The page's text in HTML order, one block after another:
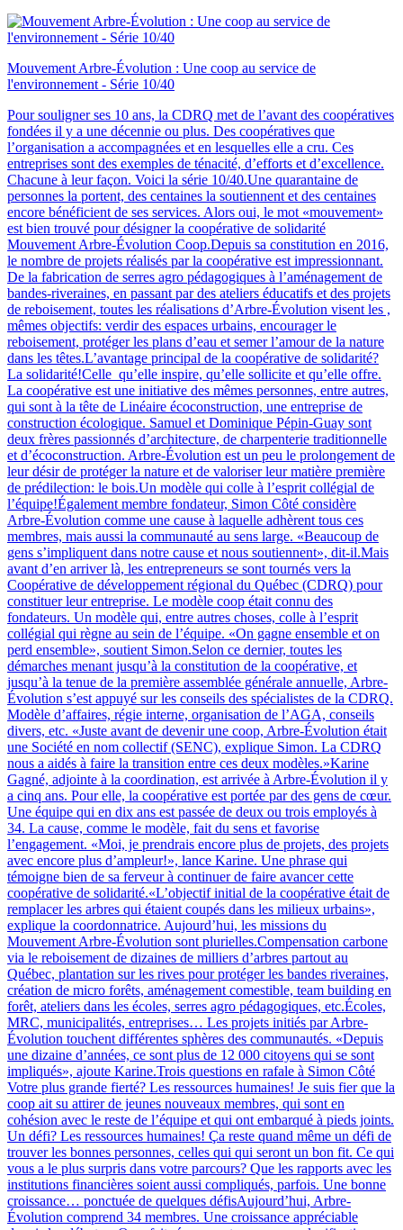
Mouvement Arbre-Évolution : Une coop au service de
l'environnement - Série 10/40
Pour souligner ses 10 ans, la CDRQ met de l’avant des coopératives
fondées il y a une décennie ou plus. Des coopératives que
l’organisation a accompagnées et en lesquelles elle a cru. Ces
entreprises sont des exemples de ténacité, d’efforts et d’excellence.
Chacune à leur façon. Voici la série 10/40.Une quarantaine de
personnes la portent, des centaines la soutiennent et des centaines
encore bénéficient de ses services. Alors oui, le mot «mouvement»
est bien trouvé pour désigner la coopérative de solidarité
Mouvement Arbre-Évolution Coop.Depuis sa constitution en 2016,
le nombre de projets réalisés par la coopérative est impressionnant.
De la fabrication de serres agro pédagogiques à l’aménagement de
bandes-riveraines, en passant par des ateliers éducatifs et des projets
de reboisement, toutes les réalisations d’Arbre-Évolution visent les ,
mêmes objectifs: verdir des espaces urbains, encourager le
reboisement, protéger les plans d’eau et semer l’amour de la nature
dans les têtes.L’avantage principal de la coopérative de solidarité?
La solidarité!Celle qu’elle inspire, qu’elle sollicite et qu’elle offre.
La coopérative est une initiative des mêmes personnes, entre autres,
qui sont à la tête de Linéaire écoconstruction, une entreprise de
construction écologique. Samuel et Dominique Pépin-Guay sont
deux frères passionnés d’architecture, de charpenterie traditionnelle
et d’écoconstruction. Arbre-Évolution est un peu le prolongement de
leur désir de protéger la nature et de valoriser leur matière première
de prédilection: le bois.Un modèle qui colle à l’esprit collégial de
l’équipe!Également membre fondateur, Simon Côté considère
Arbre-Évolution comme une cause à laquelle adhèrent tous ces
membres, mais aussi la communauté au sens large. «Beaucoup de
gens s’impliquent dans notre cause et nous soutiennent», dit-il.Mais
avant d’en arriver là, les entrepreneurs se sont tournés vers la
Coopérative de développement régional du Québec (CDRQ) pour
constituer leur entreprise. Le modèle coop était connu des
fondateurs. Un modèle qui, entre autres choses, colle à l’esprit
collégial qui règne au sein de l’équipe. «On gagne ensemble et on
perd ensemble», soutient Simon.Selon ce dernier, toutes les
démarches menant jusqu’à la constitution de la coopérative, et
jusqu’à la tenue de la première assemblée générale annuelle, Arbre-
Évolution s’est appuyé sur les conseils des spécialistes de la CDRQ.
Modèle d’affaires, régie interne, organisation de l’AGA, conseils
divers, etc. «Juste avant de devenir une coop, Arbre-Évolution était
une Société en nom collectif (SENC), explique Simon. La CDRQ
nous a aidés à faire la transition entre ces deux modèles.»Karine
Gagné, adjointe à la coordination, est arrivée à Arbre-Évolution il y
a cinq ans. Pour elle, la coopérative est portée par des gens de cœur.
Une équipe qui en dix ans est passée de deux ou trois employés à
34. La cause, comme le modèle, fait du sens et favorise
l’engagement. «Moi, je prendrais encore plus de projets, des projets
avec encore plus d’ampleur!», lance Karine. Une phrase qui
témoigne bien de sa ferveur à continuer de faire avancer cette
coopérative de solidarité.«L’objectif initial de la coopérative était de
remplacer les arbres qui étaient coupés dans les milieux urbains»,
explique la coordonnatrice. Aujourd’hui, les missions du
Mouvement Arbre-Évolution sont plurielles.Compensation carbone
via le reboisement de dizaines de milliers d’arbres partout au
Québec, plantation sur les rives pour protéger les bandes riveraines,
création de micro forêts, aménagement comestible, team building en
forêt, ateliers dans les écoles, serres agro pédagogiques, etc.Écoles,
MRC, municipalités, entreprises… Les projets initiés par Arbre-
Évolution touchent différentes sphères des communautés. «Depuis
une dizaine d’années, ce sont plus de 12 000 citoyens qui se sont
impliqués», ajoute Karine.Trois questions en rafale à Simon Côté
Votre plus grande fierté? Les ressources humaines! Je suis fier que la
coop ait su attirer de jeunes nouveaux membres, qui sont en
cohésion avec le reste de l’équipe et qui ont embarqué à pieds joints.
Un défi? Les ressources humaines! Ça reste quand même un défi de
trouver les bonnes personnes, celles qui qui seront un bon fit. Ce qui
vous a le plus surpris dans votre parcours? Que les rapports avec les
institutions financières soient aussi compliqués, parfois. Une bonne
croissance… ponctuée de quelques défisAujourd’hui, Arbre-
Évolution comprend 34 membres. Une croissance appréciable